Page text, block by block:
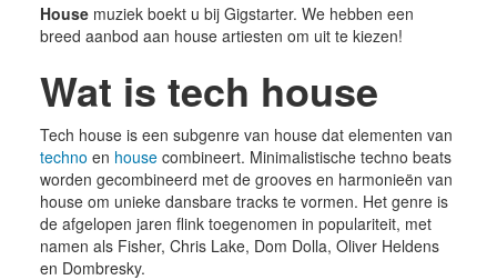
Housemuziek boekt u bij Gigstarter. We hebben een
breed aanbod aan house artiesten om uit te kiezen!
Wat is tech house
Tech house is een subgenre van house dat elementen van
techno en housecombineert. Minimalistische techno beats
worden gecombineerd met de grooves en harmonieën van
house om unieke dansbare tracks te vormen. Het genre is
de afgelopen jaren flink toegenomen in populariteit, met
namen als Fisher, Chris Lake, Dom Dolla, Oliver Heldens
en Dombresky.